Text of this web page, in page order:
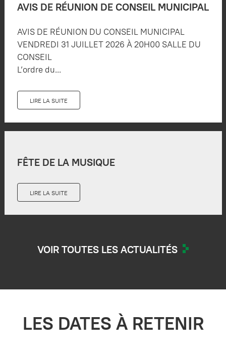
AVIS DE RÉUNION DE CONSEIL MUNICIPAL
AVIS DE RÉUNION DU CONSEIL MUNICIPAL
VENDREDI 31 JUILLET 2026 À 20H00 SALLE DU
CONSEIL
L’ordre du...
LIRE LA SUITE
FÊTE DE LA MUSIQUE
LIRE LA SUITE
VOIR TOUTES LES ACTUALITÉS
LES DATES À RETENIR